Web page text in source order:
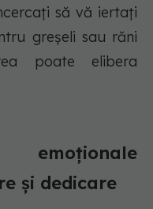
să vă iertați
greșeli sau răni
poate elibera
emoționale
și dedicare